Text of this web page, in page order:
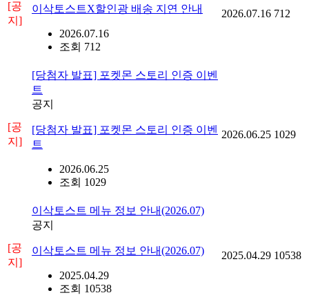
[공
지]
이삭토스트X할인광 배송 지연 안내
2026.07.16
조회 712
2026.07.16 712
[공
지]
[당첨자 발표] 포켓몬 스토리 인증 이벤
트
공지
[당첨자 발표] 포켓몬 스토리 인증 이벤
트
2026.06.25
조회 1029
2026.06.25 1029
[공
지]
이삭토스트 메뉴 정보 안내(2026.07)
공지
이삭토스트 메뉴 정보 안내(2026.07)
2025.04.29
조회 10538
2025.04.29 10538